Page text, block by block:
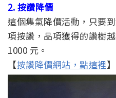
2. 按讚降價
這個集氣降價活動，只要
項按讚，品項獲得的讚樹
1000 元。
【按讚降價網站，點這裡】